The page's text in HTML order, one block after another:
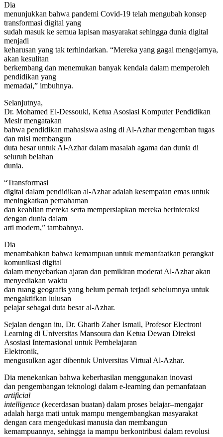
Dia
menunjukkan bahwa pandemi Covid-19 telah mengubah konsep
transformasi digital yang
sudah masuk ke semua lapisan masyarakat sehingga dunia digital
menjadi
keharusan yang tak terhindarkan. “Mereka yang gagal mengejarnya,
akan kesulitan
berkembang dan menemukan banyak kendala dalam memperoleh
pendidikan yang
memadai,” imbuhnya.
Selanjutnya,
Dr. Mohamed El-Dessouki, Ketua Asosiasi Komputer Pendidikan
Mesir mengatakan
bahwa pendidikan mahasiswa asing di Al-Azhar mengemban tugas
dan misi membangun
duta besar untuk Al-Azhar dalam masalah agama dan dunia di
seluruh belahan
dunia.
“Transformasi
digital dalam pendidikan al-Azhar adalah kesempatan emas untuk
meningkatkan pemahaman
dan keahlian mereka serta mempersiapkan mereka berinteraksi
dengan dunia dalam
arti modern,” tambahnya.
Dia
menambahkan bahwa kemampuan untuk memanfaatkan perangkat
komunikasi digital
dalam menyebarkan ajaran dan pemikiran moderat Al-Azhar akan
menyediakan waktu
dan ruang geografis yang belum pernah terjadi sebelumnya untuk
mengaktifkan lulusan
pelajar sebagai duta besar al-Azhar.
Sejalan dengan itu, Dr. Gharib Zaher Ismail, Profesor Electroni
Learning di Universitas Mansoura dan Ketua Dewan Direksi
Asosiasi Internasional untuk Pembelajaran
Elektronik,
mengusulkan agar dibentuk Universitas Virtual Al-Azhar.
Dia menekankan bahwa keberhasilan menggunakan inovasi
dan pengembangan teknologi dalam e-learning dan pemanfataan
artificial
intelligence (kecerdasan buatan) dalam proses belajar–mengajar
adalah harga mati untuk mampu mengembangkan masyarakat
dengan cara mengedukasi manusia dan membangun
kemampuannya, sehingga ia mampu berkontribusi dalam revolusi